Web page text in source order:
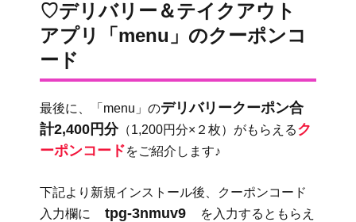
♡デリバリー＆テイクアウト
アプリ「menu」のクーポンコ
ード
最後に、「menu」のデリバリークーポン合
計2,400円分（1,200円分×２枚）がもらえるク
ーポンコードをご紹介します♪
下記より新規インストール後、クーポンコード
入力欄に
tpg-3nmuv9
を入力するともらえ